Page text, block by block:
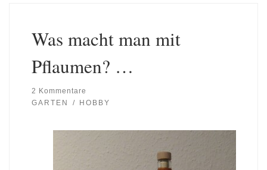
Was macht man mit
Pflaumen? …
2 Kommentare
GARTEN
HOBBY